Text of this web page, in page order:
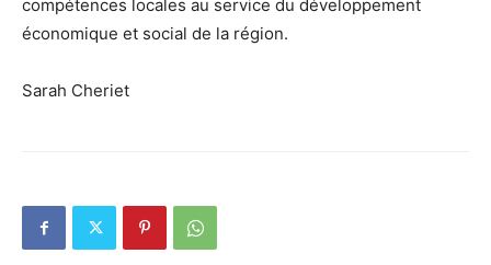
compétences locales au service du développement
économique et social de la région.
Sarah Cheriet